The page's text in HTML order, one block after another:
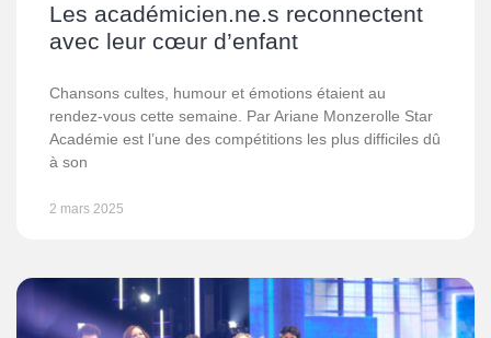
Les académicien.ne.s reconnectent
avec leur cœur d’enfant
Chansons cultes, humour et émotions étaient au
rendez-vous cette semaine. Par Ariane Monzerolle Star
Académie est l’une des compétitions les plus difficiles dû
à son
2 mars 2025